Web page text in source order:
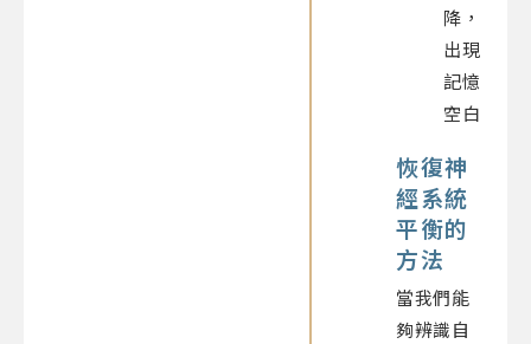
降，
出現
記憶
空白
恢復神
經系統
平衡的
方法
當我們能
夠辨識自